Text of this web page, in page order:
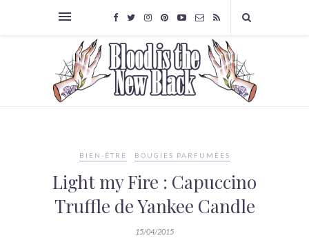
BIEN-ÊTRE BOUGIES PARFUMÉES
Light my Fire : Capuccino
Truffle de Yankee Candle
15/04/2015